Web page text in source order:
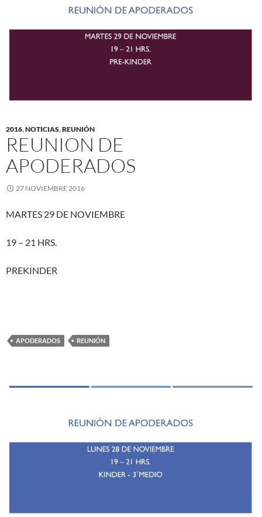
2016,NOTICIAS,REUNIÓN
REUNION DE
APODERADOS
27 NOVIEMBRE 2016
MARTES 29 DE NOVIEMBRE
19 – 21 HRS.
PREKINDER
APODERADOS REUNIÓN